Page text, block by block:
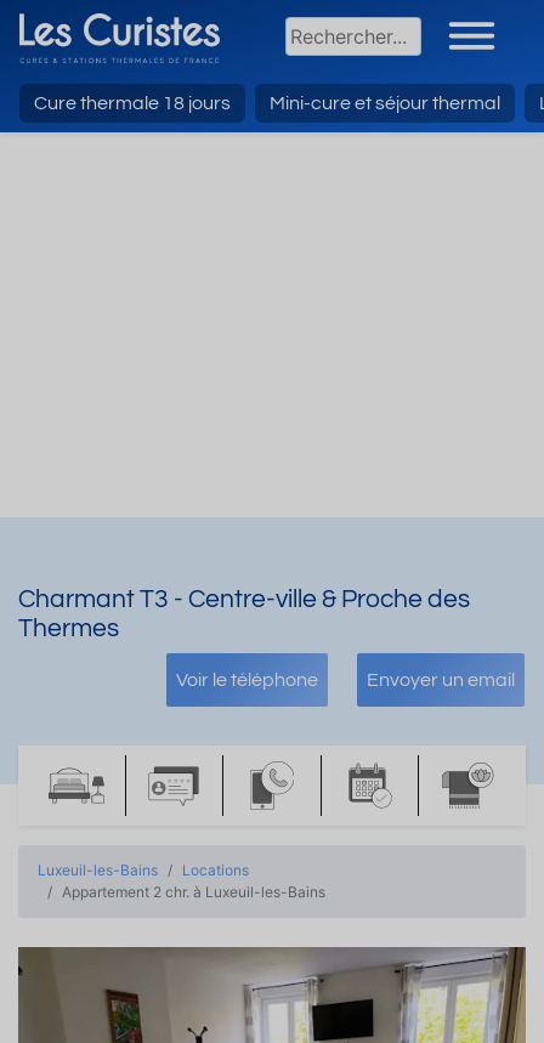
Cure thermale 18 jours Mini-cure et séjour thermal
Charmant T3 - Centre-ville & Proche des
Thermes
Voir le téléphone Envoyer un email
Luxeuil-les-Bains
Locations
Appartement 2 chr. à Luxeuil-les-Bains